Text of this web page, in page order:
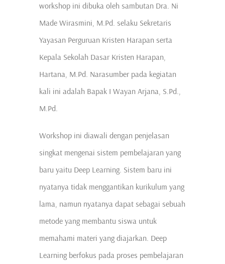
workshop ini dibuka oleh sambutan Dra. Ni
Made Wirasmini, M.Pd. selaku Sekretaris
Yayasan Perguruan Kristen Harapan serta
Kepala Sekolah Dasar Kristen Harapan,
Hartana, M.Pd. Narasumber pada kegiatan
kali ini adalah Bapak I Wayan Arjana, S.Pd.,
M.Pd.
Workshop ini diawali dengan penjelasan
singkat mengenai sistem pembelajaran yang
baru yaitu Deep Learning. Sistem baru ini
nyatanya tidak menggantikan kurikulum yang
lama, namun nyatanya dapat sebagai sebuah
metode yang membantu siswa untuk
memahami materi yang diajarkan. Deep
Learning berfokus pada proses pembelajaran